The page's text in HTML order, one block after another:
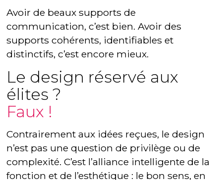
Avoir de beaux supports de
communication, c’est bien. Avoir des
supports cohérents, identifiables et
distinctifs, c’est encore mieux.
Le design réservé aux
élites ?
Faux !
Contrairement aux idées reçues, le design
n’est pas une question de privilège ou de
complexité. C’est l’alliance intelligente de la
fonction et de l’esthétique : le bon sens, en